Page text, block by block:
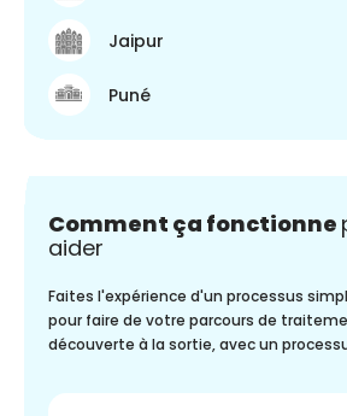
Jaipur
Puné
Comment ça fonctionne
aider
Faites l'expérience d'un processus
pour faire de votre parcours de
découverte à la sortie, avec un